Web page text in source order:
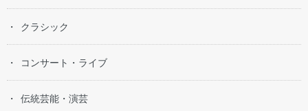
クラシック
コンサート・ライブ
伝統芸能・演芸